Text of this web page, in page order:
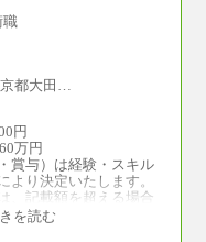
都大田…
円
万円
賞与）は経験・スキル
より決定いたします。
、記載額を超える場合
を読む